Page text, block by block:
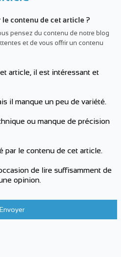
contenu de cet article ?
pensez du contenu de notre blog
et de vous offrir un contenu
article, il est intéressant et
il manque un peu de variété.
ou manque de précision
par le contenu de cet article.
de lire suffisamment de
opinion.
Envoyer